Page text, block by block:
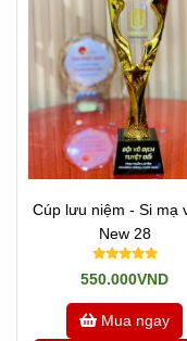
Cúp lưu niệm - Si mạ
New 28
550.000VND
Mua ngay